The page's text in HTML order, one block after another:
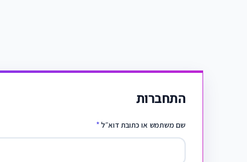
התחברות
שם משתמש או כתובת דוא״ל*